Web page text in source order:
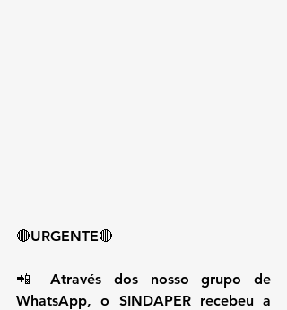
🔴URGENTE🔴
📲 Através dos nosso grupo de
WhatsApp, o SINDAPER recebeu a